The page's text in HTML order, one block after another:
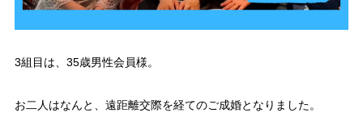
3組目は、35歳男性会員様。
お二人はなんと、遠距離交際を経てのご成婚となりました。